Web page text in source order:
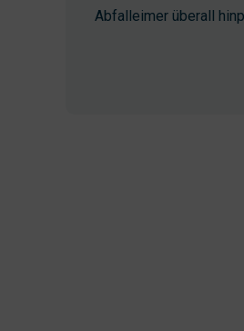
Abfalleimer überall